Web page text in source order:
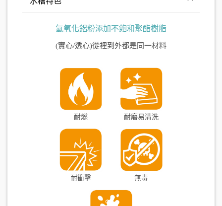
氫氧化鋁粉添加不飽和聚酯樹脂
(實心/透心)從裡到外都是同一材料
耐燃 耐磨易清洗
耐衝擊 無毒